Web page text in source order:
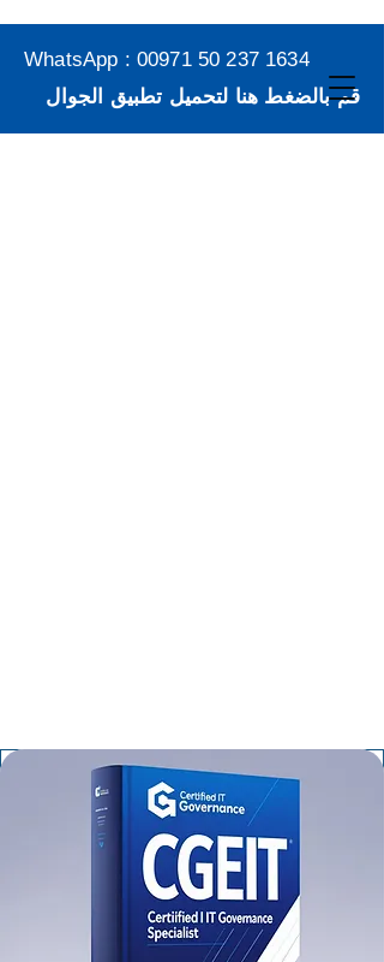
WhatsApp : 00971 50 237 1634
قم بالضغط هنا لتحميل تطبيق الجوال